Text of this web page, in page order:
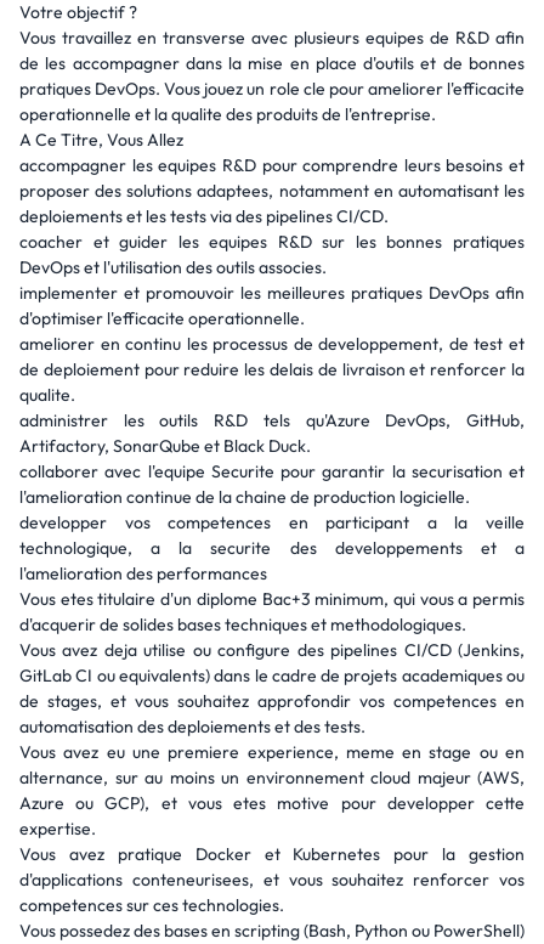
Votre objectif ?
Vous travaillez en transverse avec plusieurs equipes de R&D afin
de les accompagner dans la mise en place d'outils et de bonnes
pratiques DevOps. Vous jouez un role cle pour ameliorer l'efficacite
operationnelle et la qualite des produits de l'entreprise.
A Ce Titre, Vous Allez
accompagner les equipes R&D pour comprendre leurs besoins et
proposer des solutions adaptees, notamment en automatisant les
deploiements et les tests via des pipelines CI/CD.
coacher et guider les equipes R&D sur les bonnes pratiques
DevOps et l'utilisation des outils associes.
implementer et promouvoir les meilleures pratiques DevOps afin
d'optimiser l'efficacite operationnelle.
ameliorer en continu les processus de developpement, de test et
de deploiement pour reduire les delais de livraison et renforcer la
qualite.
administrer les outils R&D tels qu'Azure DevOps, GitHub,
Artifactory, SonarQube et Black Duck.
collaborer avec l'equipe Securite pour garantir la securisation et
l'amelioration continue de la chaine de production logicielle.
developper vos competences en participant a la veille
technologique, a la securite des developpements et a
l'amelioration des performances
Vous etes titulaire d'un diplome Bac+3 minimum, qui vous a permis
d'acquerir de solides bases techniques et methodologiques.
Vous avez deja utilise ou configure des pipelines CI/CD (Jenkins,
GitLab CI ou equivalents) dans le cadre de projets academiques ou
de stages, et vous souhaitez approfondir vos competences en
automatisation des deploiements et des tests.
Vous avez eu une premiere experience, meme en stage ou en
alternance, sur au moins un environnement cloud majeur (AWS,
Azure ou GCP), et vous etes motive pour developper cette
expertise.
Vous avez pratique Docker et Kubernetes pour la gestion
d'applications conteneurisees, et vous souhaitez renforcer vos
competences sur ces technologies.
Vous possedez des bases en scripting (Bash, Python ou PowerShell)